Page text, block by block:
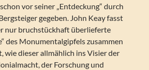
vor seiner „Entdeckung“ durch
gegeben. John Keay fasst
nur bruchstückhaft überlieferte
des Monumentalgipfels zusammen
wie dieser allmählich ins Visier der
der Forschung und